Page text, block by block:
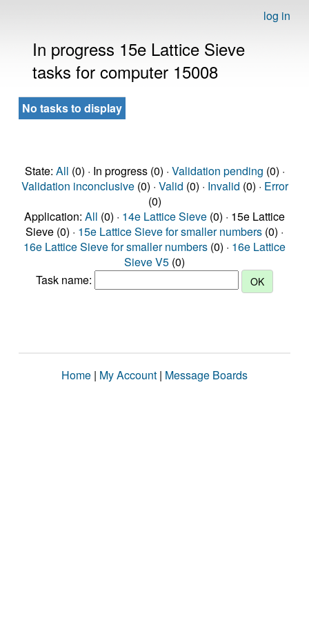
log in
In progress 15e Lattice Sieve
tasks for computer 15008
No tasks to display
State: All (0) · In progress (0) · Validation pending (0) ·
Validation inconclusive(0) · Valid (0) · Invalid (0) · Error
(0)
Application: All (0) · 14e Lattice Sieve (0) · 15e Lattice
Sieve (0) · 15e Lattice Sieve for smaller numbers (0) ·
16e Lattice Sieve for smaller numbers (0) · 16e Lattice
Sieve V5 (0)
Task name:
Home | My Account | Message Boards